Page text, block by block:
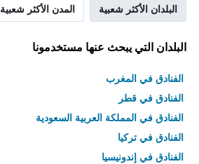
البلدان الأكثر شعبية المدن الأكثر شعبية
البلدان التي يبحث عنها مستخدمونا
الفنادق في المغرب
الفنادق في قطر
الفنادق في المملكة العربية السعودية
الفنادق في تركيا
الفنادق في إندونيسيا